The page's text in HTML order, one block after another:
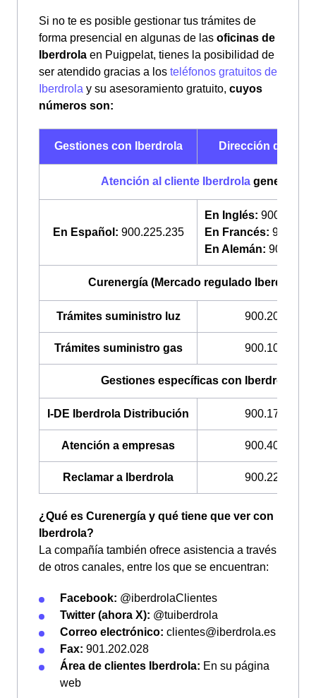
Si no te es posible gestionar tus trámites de
forma presencial en algunas de las oficinas de
Iberdrola en Puigpelat, tienes la posibilidad de
ser atendido gracias a los teléfonos gratuitos de
Iberdrola y su asesoramiento gratuito, cuyos
números son:
Gestiones con Iberdrola Dirección de
Atención al cliente Iberdrolageneral
En Español: 900.225.235
En Inglés: 900 322
En Francés: 900 322
En Alemán: 900 225
Curenergía (Mercado regulado Iberdrola)
Trámites suministro luz 900.200.708
Trámites suministro gas 900.100.309
Gestiones específicas con Iberdrola
I-DE Iberdrola Distribución 900.171.171
Atención a empresas 900.400.408
Reclamar a Iberdrola 900.225.235
¿Qué es Curenergía y qué tiene que ver con
Iberdrola?
La compañía también ofrece asistencia a través
de otros canales, entre los que se encuentran:
Facebook: @iberdrolaClientes
Twitter (ahora X): @tuiberdrola
Correo electrónico: clientes@iberdrola.es
Fax: 901.202.028
Área de clientes Iberdrola: En su página
web